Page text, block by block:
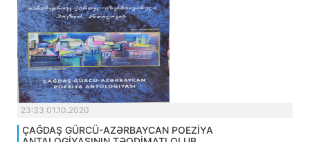
23:33 01.10.2020
ÇAĞDAŞ GÜRCÜ-AZƏRBAYCAN POEZİYA